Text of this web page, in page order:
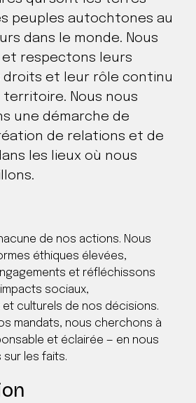
peuples autochtones au
dans le monde. Nous
et respectons leurs
droits et leur rôle continu
territoire. Nous nous
une démarche de
de relations et de
les lieux où nous
de nos actions. Nous
éthiques élevées,
et réfléchissons
sociaux,
et culturels de nos décisions.
mandats, nous cherchons à
et éclairée — en nous
les faits.